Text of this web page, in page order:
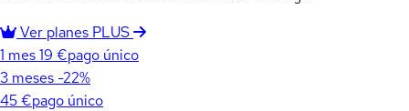
Ver planes PLUS
1 mes19 €pago único
3 meses -22%
45 €pago único